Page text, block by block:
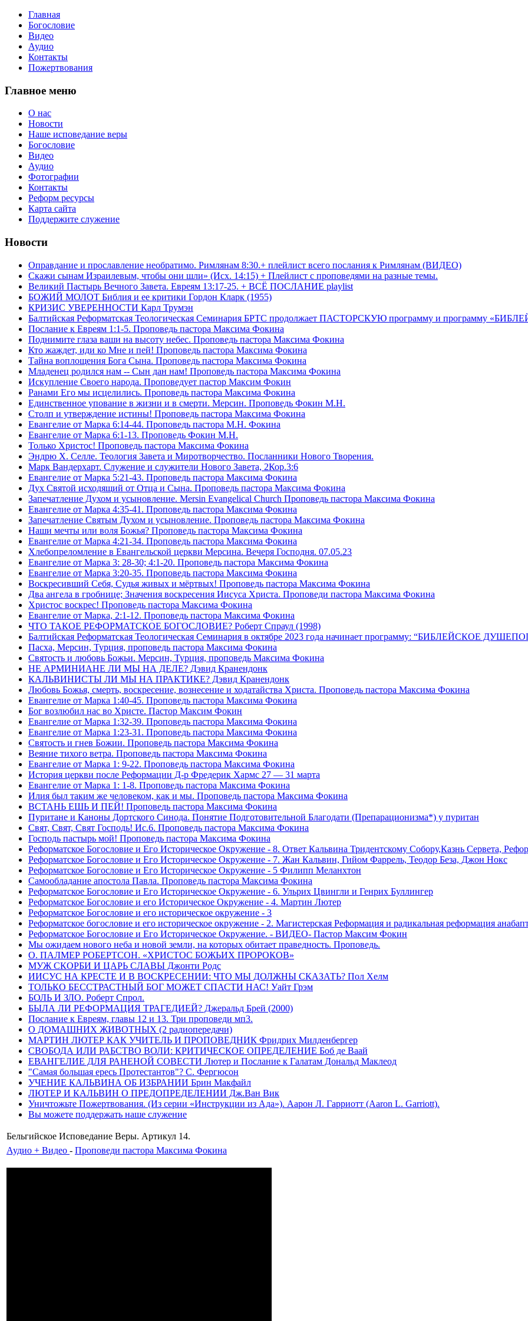
Главная
Богословие
Видео
Аудио
Контакты
Пожертвования
Главное меню
О нас
Новости
Наше исповедание веры
Богословие
Видео
Аудио
Фотографии
Контакты
Реформ ресурсы
Карта сайта
Поддержите служение
Новости
Оправдание и прославление необратимо. Римлянам 8:30.+ плейлист всего послания к Римлянам (ВИДЕО)
Скажи сынам Израилевым, чтобы они шли» (Исх. 14:15) + Плейлист с проповедями на разные темы.
Великий Пастырь Вечного Завета. Евреям 13:17-25. + ВСЁ ПОСЛАНИЕ playlist
БОЖИЙ МОЛОТ Библия и ее критики Гордон Кларк (1955)
КРИЗИС УВЕРЕННОСТИ Карл Трумэн
Балтийская Реформатская Теологическая Семинария БРТС продолжает ПАСТОРСКУЮ программу и программу
Послание к Евреям 1:1-5. Проповедь пастора Максима Фокина
Поднимите глаза ваши на высоту небес. Проповедь пастора Максима Фокина
Кто жаждет, иди ко Мне и пей! Проповедь пастора Максима Фокина
Тайна воплощения Бога Сына. Проповедь пастора Максима Фокина
Младенец родился нам -- Сын дан нам! Проповедь пастора Максима Фокина
Искупление Своего народа. Проповедует пастор Максим Фокин
Ранами Его мы исцелились. Проповедь пастора Максима Фокина
Единственное упование в жизни и в смерти. Мерсин. Проповедь Фокин М.Н.
Столп и утверждение истины! Проповедь пастора Максима Фокина
Евангелие от Марка 6:14-44. Проповедь пастора М.Н. Фокина
Евангелие от Марка 6:1-13. Проповедь Фокин М.Н.
Только Христос! Проповедь пастора Максима Фокина
Эндрю Х. Селле. Теология Завета и Миротворчество. Посланники Нового Творения.
Марк Вандерхарт. Служение и служители Нового Завета, 2Кор.3:6
Евангелие от Марка 5:21-43. Проповедь пастора Максима Фокина
Дух Святой исходящий от Отца и Сына. Проповедь пастора Максима Фокина
Запечатление Духом и усыновление. Mersin Evangelical Church Проповедь пастора Максима Фокина
Евангелие от Марка 4:35-41. Проповедь пастора Максима Фокина
Запечатление Святым Духом и усыновление. Проповедь пастора Максима Фокина
Наши мечты или воля Божья? Проповедь пастора Максима Фокина
Евангелие от Марка 4:21-34. Проповедь пастора Максима Фокина
Хлебопреломление в Евангельской церкви Мерсина. Вечеря Господня. 07.05.23
Евангелие от Марка 3: 28-30; 4:1-20. Проповедь пастора Максима Фокина
Евангелие от Марка 3:20-35. Проповедь пастора Максима Фокина
Воскресивший Себя, Судья живых и мëртвых! Проповедь пастора Максима Фокина
Два ангела в гробнице; Значения воскресения Иисуса Христа. Проповеди пастора Максима Фокина
Христос воскрес! Проповедь пастора Максима Фокина
Евангелие от Марка, 2:1-12. Проповедь пастора Максима Фокина
ЧТО ТАКОЕ РЕФОРМАТСКОЕ БОГОСЛОВИЕ? Роберт Спраул (1998)
Балтийская Реформатская Теологическая Семинария в октябре 2023 года начинает программу: “БИБЛЕЙСКОЕ
Пасха, Мерсин, Турция, проповедь пастора Максима Фокина
Святость и любовь Божьи. Мерсин, Турция, проповедь Максима Фокина
НЕ АРМИНИАНЕ ЛИ МЫ НА ДЕЛЕ? Дэвид Кранендонк
КАЛЬВИНИСТЫ ЛИ МЫ НА ПРАКТИКЕ? Дэвид Кранендонк
Любовь Божья, смерть, воскресение, вознесение и ходатайства Христа. Проповедь пастора Максима Фокина
Евангелие от Марка 1:40-45. Проповедь пастора Максима Фокина
Бог возлюбил нас во Христе. Пастор Максим Фокин
Евангелие от Марка 1:32-39. Проповедь пастора Максима Фокина
Евангелие от Марка 1:23-31. Проповедь пастора Максима Фокина
Святость и гнев Божии. Проповедь пастора Максима Фокина
Веяние тихого ветра. Проповедь пастора Максима Фокина
Евангелие от Марка 1: 9-22. Проповедь пастора Максима Фокина
История церкви после Реформации Д-р Фредерик Хармс 27 — 31 марта
Евангелие от Марка 1: 1-8. Проповедь пастора Максима Фокина
Илия был таким же человеком, как и мы. Проповедь пастора Максима Фокина
ВСТАНЬ ЕШЬ И ПЕЙ! Проповедь пастора Максима Фокина
Пуритане и Каноны Дортского Синода. Понятие Подготовительной Благодати (Препарационизма*) у пуритан
Свят, Свят, Свят Господь! Ис.6. Проповедь пастора Максима Фокина
Господь пастырь мой! Проповедь пастора Максима Фокина
Реформатское Богословие и Его Историческое Окружение - 8. Ответ Кальвина Тридентскому Собору,Казнь Сервета,
Реформатское Богословие и Его Историческое Окружение - 7. Жан Кальвин, Гийом Фаррель, Теодор Беза, Джон Нокс
Реформатское Богословие и Его Историческое Окружение - 5 Филипп Меланхтон
Самообладание апостола Павла. Проповедь пастора Максима Фокина
Реформатское Богословие и Его Историческое Окружение - 6. Ульрих Цвингли и Генрих Буллингер
Реформатское Богословие и его Историческое Окружение - 4. Мартин Лютер
Реформатское Богословие и его историческое окружение - 3
Реформатское богословие и его историческое окружение - 2. Магистерская Реформация и радикальная реформация
Реформатское Богословие и Его Историческое Окружение. - ВИДЕО- Пастор Максим Фокин
Мы ожидаем нового неба и новой земли, на которых обитает праведность. Проповедь.
О. ПАЛМЕР РОБЕРТСОН. «ХРИСТОС БОЖЬИХ ПРОРОКОВ»
МУЖ СКОРБИ И ЦАРЬ СЛАВЫ Джонти Родс
ИИСУС НА КРЕСТЕ И В ВОСКРЕСЕНИИ: ЧТО МЫ ДОЛЖНЫ СКАЗАТЬ? Пол Хелм
ТОЛЬКО БЕССТРАСТНЫЙ БОГ МОЖЕТ СПАСТИ НАС! Уайт Грэм
БОЛЬ И ЗЛО. Роберт Спрол.
БЫЛА ЛИ РЕФОРМАЦИЯ ТРАГЕДИЕЙ? Джеральд Брей (2000)
Послание к Евреям, главы 12 и 13. Три проповеди мп3.
О ДОМАШНИХ ЖИВОТНЫХ (2 радиопередачи)
МАРТИН ЛЮТЕР КАК УЧИТЕЛЬ И ПРОПОВЕДНИК Фридрих Милденбергер
СВОБОДА ИЛИ РАБСТВО ВОЛИ: КРИТИЧЕСКОЕ ОПРЕДЕЛЕНИЕ Боб де Ваай
ЕВАНГЕЛИЕ ДЛЯ РАНЕНОЙ СОВЕСТИ Лютер и Послание к Галатам Дональд Маклеод
"Самая большая ересь Протестантов"? С. Фергюсон
УЧЕНИЕ КАЛЬВИНА ОБ ИЗБРАНИИ Брин Макфайл
ЛЮТЕР И КАЛЬВИН О ПРЕДОПРЕДЕЛЕНИИ Дж.Ван Вик
Уничтожьте Пожертвования. (Из серии «Инструкции из Ада»). Аарон Л. Гарриотт (Aaron L. Garriott).
Вы можете поддержать наше служение
Бельгийское Исповедание Веры. Артикул 14.
Аудио + Видео - Проповеди пастора Максима Фокина